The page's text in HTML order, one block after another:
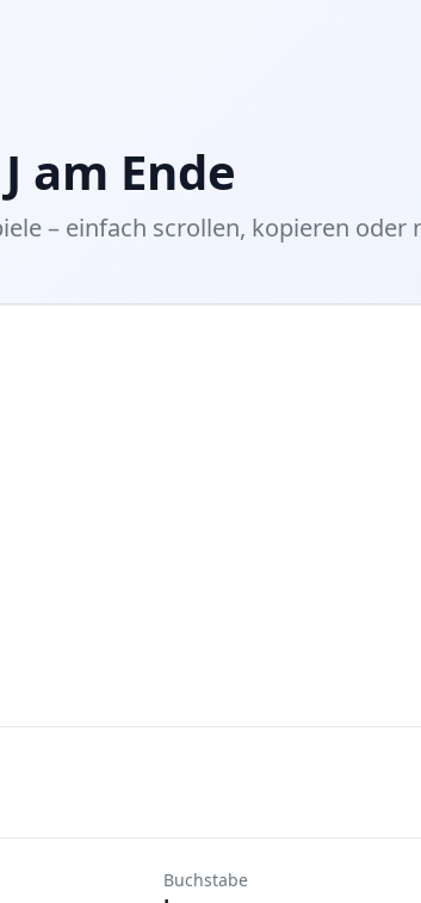
am Ende
– einfach scrollen, kopieren
Buchstabe